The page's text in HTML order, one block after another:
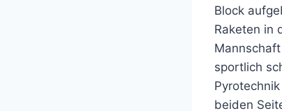
Block
Raketen in
sportlich
beiden